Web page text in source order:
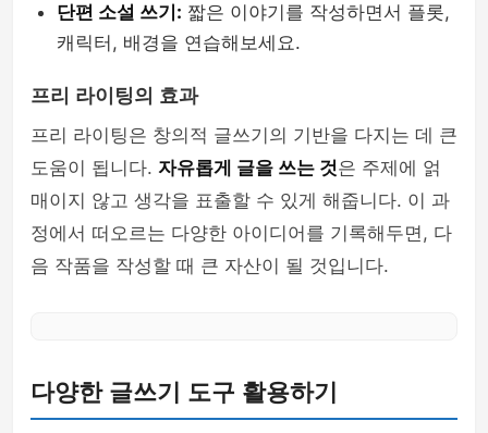
단편 소설 쓰기: 짧은 이야기를 작성하면서 플롯,
캐릭터, 배경을 연습해보세요.
프리 라이팅의 효과
프리 라이팅은 창의적 글쓰기의 기반을 다지는 데 큰
도움이 됩니다. 자유롭게 글을 쓰는 것은 주제에 얽
매이지 않고 생각을 표출할 수 있게 해줍니다. 이 과
정에서 떠오르는 다양한 아이디어를 기록해두면, 다
음 작품을 작성할 때 큰 자산이 될 것입니다.
다양한 글쓰기 도구 활용하기